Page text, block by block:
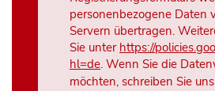
personenbezogene Daten
Servern übertragen.
Sie unter https://
hl=de. Wenn Sie die
möchten, schreiben Sie